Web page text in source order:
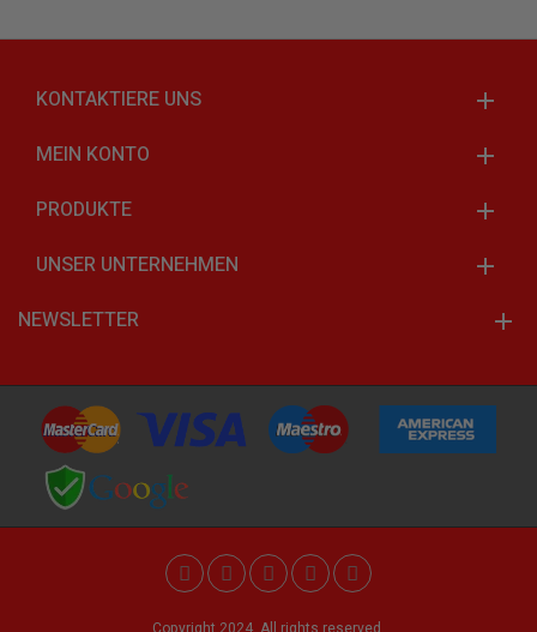
KONTAKTIERE UNS
MEIN KONTO
PRODUKTE
UNSER UNTERNEHMEN
NEWSLETTER